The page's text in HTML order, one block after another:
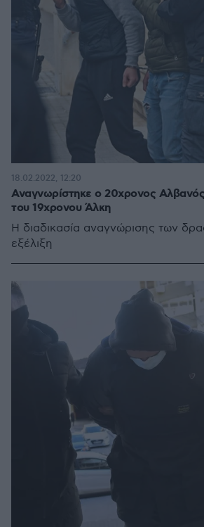
Αναγνωρίστηκε ο 20χρονος
του 19χρονου Άλκη
Η διαδικασία αναγνώρισης των
εξέλιξη
18.02.2022, 12:20